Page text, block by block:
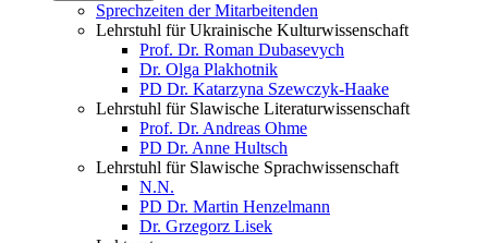
Sprechzeiten der Mitarbeitenden
Lehrstuhl für Ukrainische Kulturwissenschaft
Prof. Dr. Roman Dubasevych
Dr. Olga Plakhotnik
PD Dr. Katarzyna Szewczyk-Haake
Lehrstuhl für Slawische Literaturwissenschaft
Prof. Dr. Andreas Ohme
PD Dr. Anne Hultsch
Lehrstuhl für Slawische Sprachwissenschaft
N.N.
PD Dr. Martin Henzelmann
Dr. Grzegorz Lisek